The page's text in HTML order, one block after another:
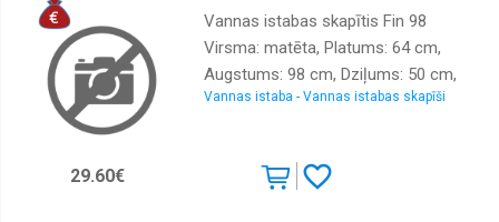
Vannas istabas skapītis Fin 98
Virsma: matēta, Platums: 64 cm,
Augstums: 98 cm, Dziļums: 50 cm,
Materiāls: LKSP + finieris, Ar spoguli:
Vannas istaba - Vannas istabas skapīši
29.60€